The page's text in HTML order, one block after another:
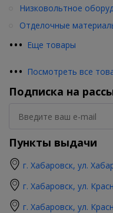
••• Еще товары
Низковольтное
Отделочные
••• Посмотреть все
Подписка на
Пункты выдачи
г. Хабаровск, ул.
г. Хабаровск, ул.
г. Хабаровск, ул.